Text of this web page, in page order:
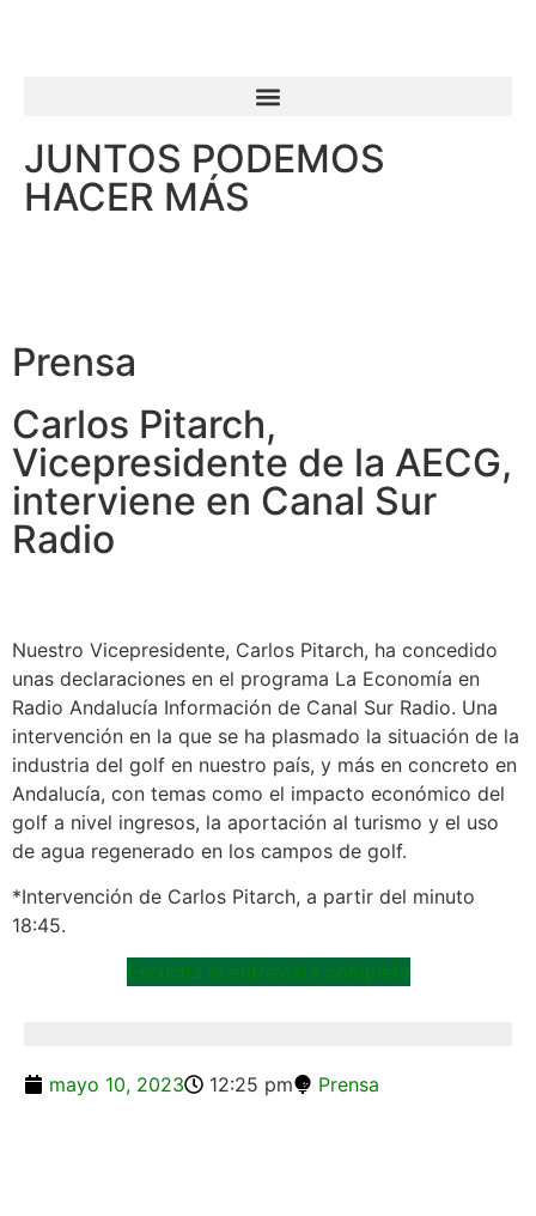
JUNTOS PODEMOS
HACER MÁS
Prensa
Carlos Pitarch,
Vicepresidente de la AECG,
interviene en Canal Sur
Radio
Nuestro Vicepresidente, Carlos Pitarch, ha concedido
unas declaraciones en el programa La Economía en
Radio Andalucía Información de Canal Sur Radio. Una
intervención en la que se ha plasmado la situación de la
industria del golf en nuestro país, y más en concreto en
Andalucía, con temas como el impacto económico del
golf a nivel ingresos, la aportación al turismo y el uso
de agua regenerado en los campos de golf.
*Intervención de Carlos Pitarch, a partir del minuto
18:45.
Escucha la entrevista completa
mayo 10, 2023 12:25 pm Prensa